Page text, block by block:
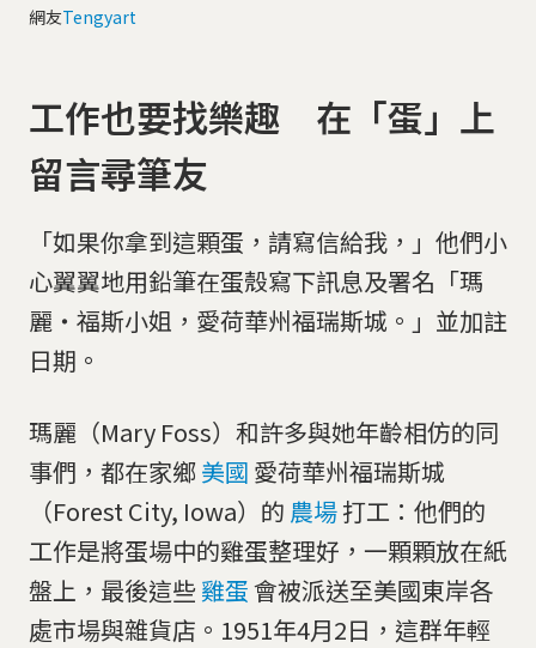
網友Tengyart
工作也要找樂趣 在「蛋」上
留言尋筆友
「如果你拿到這顆蛋，請寫信給我，」他們小
心翼翼地用鉛筆在蛋殼寫下訊息及署名「瑪
麗・福斯小姐，愛荷華州福瑞斯城。」並加註
日期。
瑪麗（Mary Foss）和許多與她年齡相仿的同
事們，都在家鄉美國 愛荷華州福瑞斯城
（Forest City, Iowa）的 農場打工：他們的
工作是將蛋場中的雞蛋整理好，一顆顆放在紙
盤上，最後這些雞蛋會被派送至美國東岸各
處市場與雜貨店。1951年4月2日，這群年輕